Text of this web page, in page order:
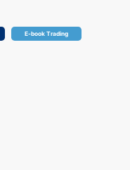
E-book Trading